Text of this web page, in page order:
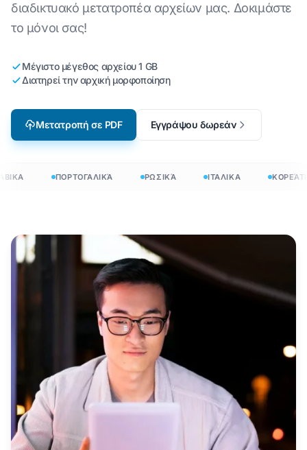
διαδικτυακό μετατροπέα αρχείων μας. Δοκιμάστε
το μόνοι σας!
Μέγιστο μέγεθος αρχείου 1 GB
Διατηρεί την αρχική μορφοποίηση
Μετατροπή σε PDF Εγγράψου δωρεάν
ΠΟΡΤΟΓΑΛΙΚΆ ΡΩΣΙΚΆ ΙΤΑΛΙΚΑ